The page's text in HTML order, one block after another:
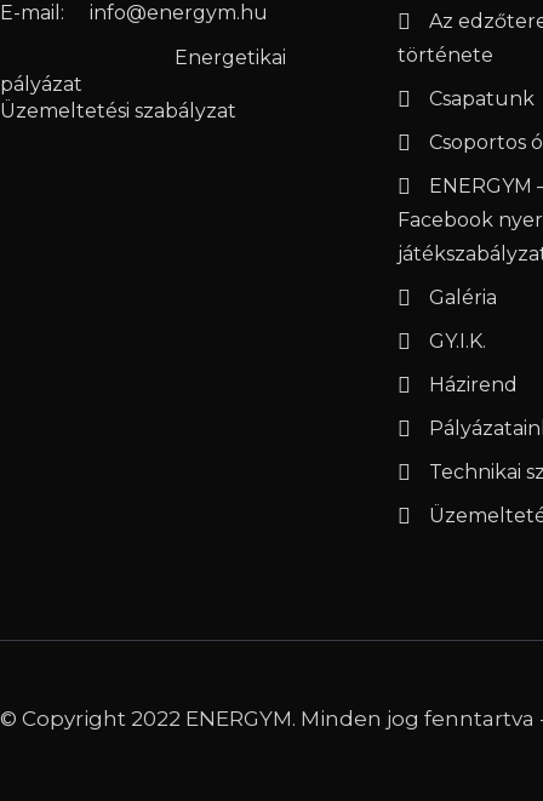
E-mail:
info@energym.hu
Energetikai
pályázat
Üzemeltetési szabályzat
Az
története
Csapatunk
Csoportos
ENERGYM
Facebook
Galéria
GY.I.K.
Házirend
Technikai
© Copyright 2022 ENERGYM. Minden jog